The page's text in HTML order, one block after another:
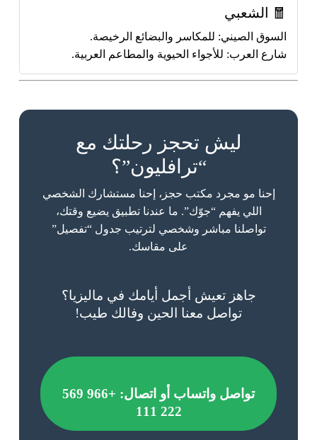
🧧 الشعبي
السوق الصيني: للمكاسر والبضائع الرخيصة.
شارع العرب: للأجواء الحيوية والمطاعم العربية.
ليش تحجز رحلتك مع
“ترافليون”؟
إحنا مو مجرد مكتب حجز، إحنا مستشارك الشخصي
اللي يفهم “جوّك”. ما عندنا تطبيق يضيع وقتك،
تواصلنا مباشر وشخصي لترتيب جدول “تفصيل”
على مقاسك.
جاهز تعيش أجمل أيامك في ماليزيا؟
تواصل معنا الحين وفالك طيب!
تواصل واتساب أو اتصال:
+966 569
222 111